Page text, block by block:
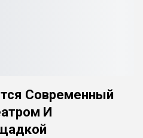
Современный
И